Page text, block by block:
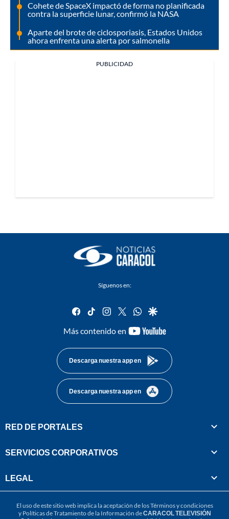
Cohete de SpaceX impactó de forma no planificada
contra la superficie lunar, confirmó la NASA
Aparte del brote de ciclosporiasis, Estados Unidos
ahora enfrenta una alerta por salmonella
PUBLICIDAD
Síguenos en:
facebook
tiktok instagram
twitterwhatsapp
google
Más contenido en
youtube-
Descarga nuestra app en
Descarga nuestra app en
RED DE PORTALES
SERVICIOS CORPORATIVOS
LEGAL
El uso de este sitio web implica la aceptación de losTérminos y condiciones
y Políticas de Tratamiento de la Información deCARACOL TELEVISIÓN